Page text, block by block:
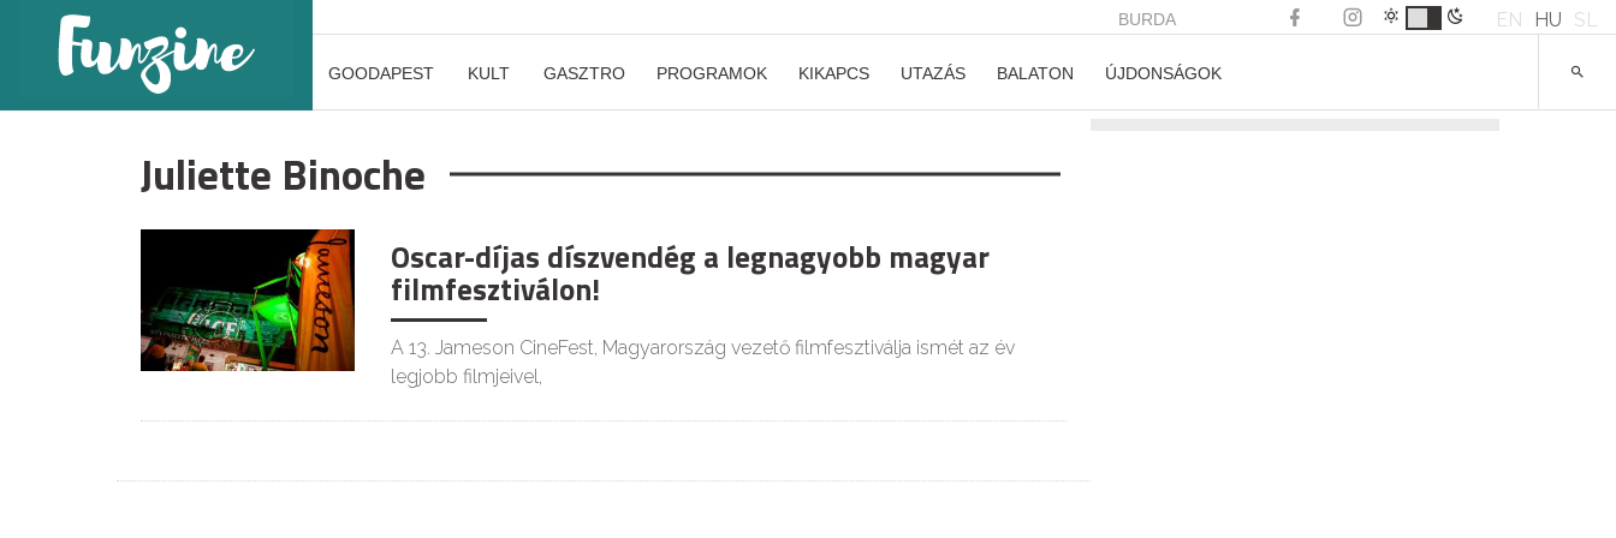
BURDA EN HU SL
GOODAPEST KULT GASZTRO PROGRAMOK KIKAPCS UTAZÁS BALATON ÚJDONSÁGOK
Juliette Binoche
Oscar-díjas díszvendég a legnagyobb magyar
filmfesztiválon!
A 13. Jameson CineFest, Magyarország vezető filmfesztiválja ismét az év
legjobb filmjeivel,